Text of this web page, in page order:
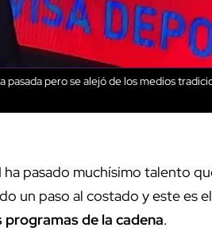
pero se alejó de los medios
ha pasado muchísimo talento
un paso al costado y este es
de la cadena.